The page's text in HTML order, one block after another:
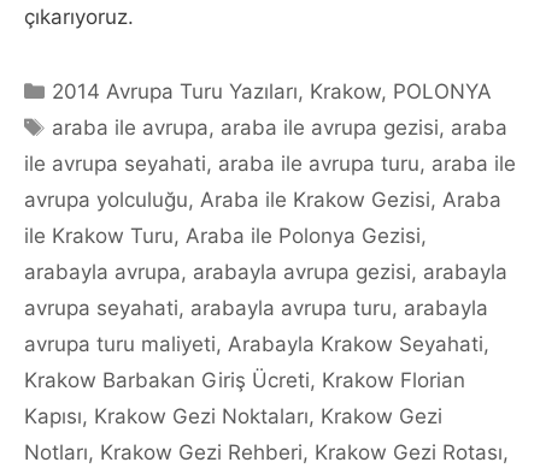
çıkarıyoruz.
Categories
2014 Avrupa Turu Yazıları, Krakow, POLONYA
Tags
araba ile avrupa, araba ile avrupa gezisi, araba
ile avrupa seyahati, araba ile avrupa turu, araba ile
avrupa yolculuğu, Araba ile Krakow Gezisi, Araba
ile Krakow Turu, Araba ile Polonya Gezisi,
arabayla avrupa, arabayla avrupa gezisi, arabayla
avrupa seyahati, arabayla avrupa turu, arabayla
avrupa turu maliyeti, Arabayla Krakow Seyahati,
Krakow Barbakan Giriş Ücreti, Krakow Florian
Kapısı, Krakow Gezi Noktaları, Krakow Gezi
Notları, Krakow Gezi Rehberi, Krakow Gezi Rotası,